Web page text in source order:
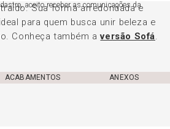
Sua forma arredondada e
para quem busca unir beleza e
Conheça também aversão Sofá
ACABAMENTOS ANEXOS
aceito receber as comunicações da